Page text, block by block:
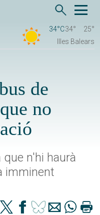
34°C34°
25°
Illes Balears
de
no
n'hi haurà
imminent